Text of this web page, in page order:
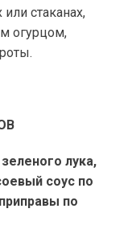
стаканах,
огурцом,
зеленого лука,
соус по
по